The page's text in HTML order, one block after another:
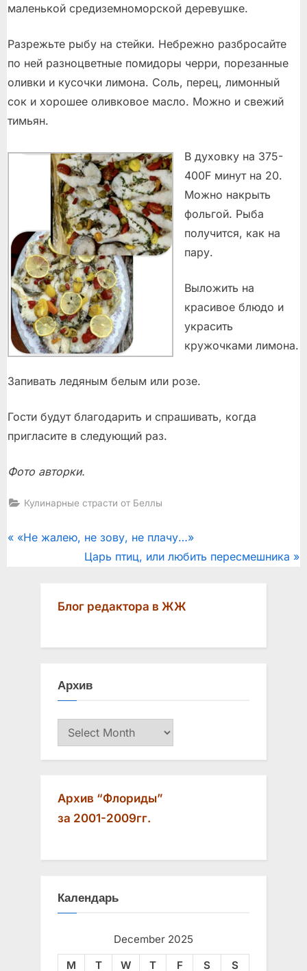
маленькой средиземноморской деревушке.
Разрежьте рыбу на стейки. Небрежно разбросайте
по ней разноцветные помидоры черри, порезанные
оливки и кусочки лимона. Соль, перец, лимонный
сок и хорошее оливковое масло. Можно и свежий
тимьян.
В духовку на 375-
400F минут на 20.
Можно накрыть
фольгой. Рыба
получится, как на
пару.
Выложить на
красивое блюдо и
украсить
кружочками лимона.
Запивать ледяным белым или розе.
Гости будут благодарить и спрашивать, когда
пригласите в следующий раз.
Фото авторки.
Кулинарные страсти от Беллы
Post
navigation
P
«Не жалею, не зову, не плачу…»
N
o
t
Царь птиц, или любить пересмешника
Блог редактора в ЖЖ
Архив
Архив
Архив “Флориды”
за 2001-2009гг.
Календарь
December 2025
M
T W T F S S